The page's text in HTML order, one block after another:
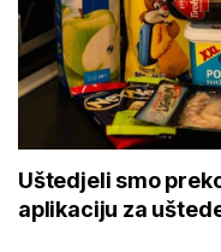
Uštedjeli smo
aplikaciju za